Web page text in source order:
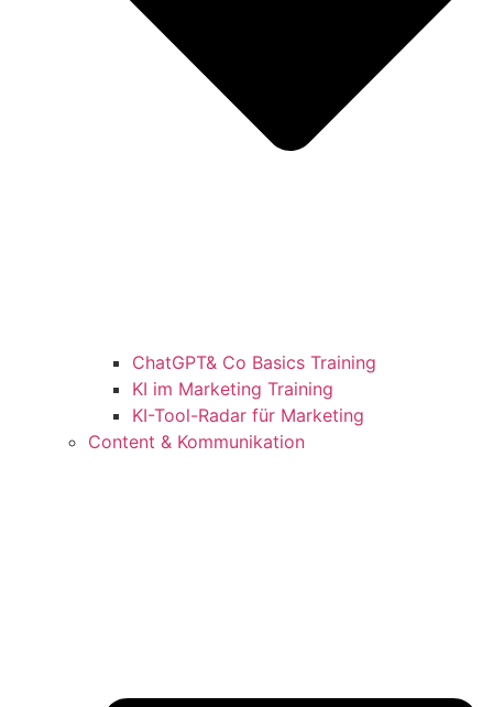
ChatGPT& Co Basics Training
KI im Marketing Training
KI-Tool-Radar für Marketing
Content & Kommunikation